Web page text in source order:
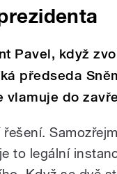
Pavel, když
předseda
vlamuje do
to legální